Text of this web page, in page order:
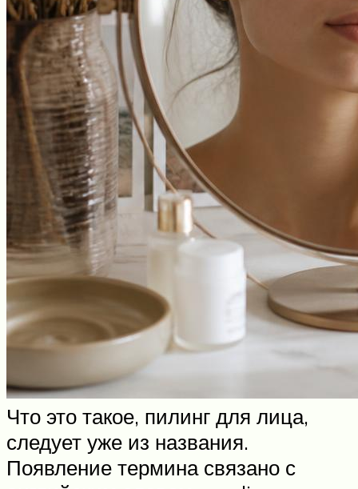
Что это такое, пилинг для лица,
следует уже из названия.
Появление термина связано с